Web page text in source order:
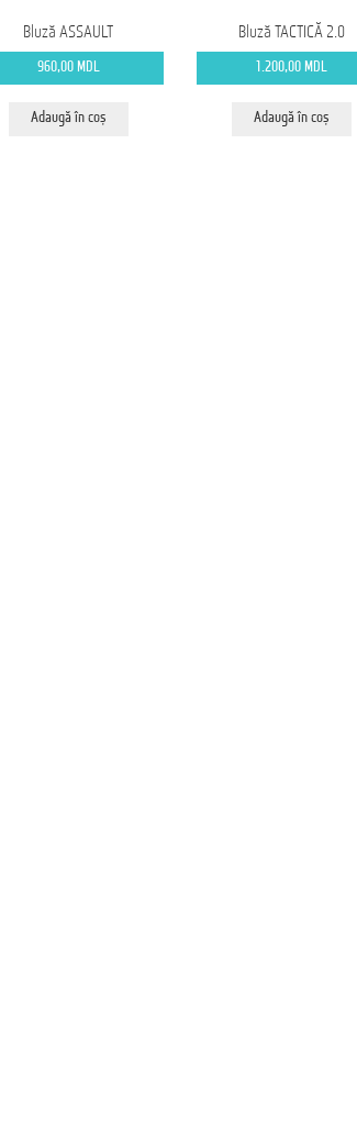
Bluză ASSAULT
960,00 MDL
Adaugă în coș
Bluză TACTICĂ 2.0
1.200,00 MDL
Adaugă în coș